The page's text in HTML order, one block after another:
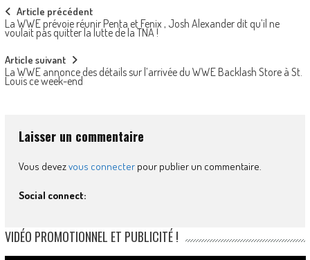
Post
navigation
Article précédent
La WWE prévoie réunir Penta et Fenix , Josh Alexander dit qu’il ne
voulait pas quitter la lutte de la TNA !
Article suivant
La WWE annonce des détails sur l’arrivée du WWE Backlash Store à St.
Louis ce week-end
Laisser un commentaire
Vous devezvous connecterpour publier un commentaire.
Social connect:
VIDÉO PROMOTIONNEL ET PUBLICITÉ !